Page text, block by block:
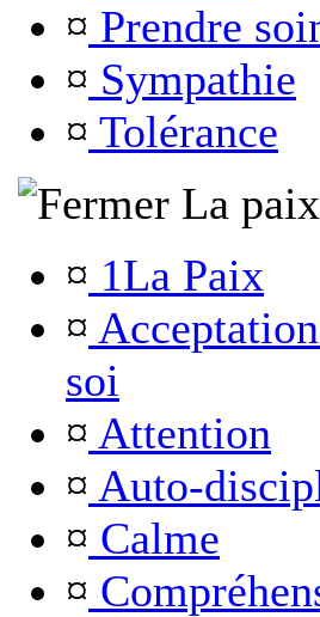
¤ Prendre
¤ Sympathie
¤ Tolérance
La paix
¤ 1La Paix
¤
soi
¤ Attention
¤ Auto-
¤ Calme
¤